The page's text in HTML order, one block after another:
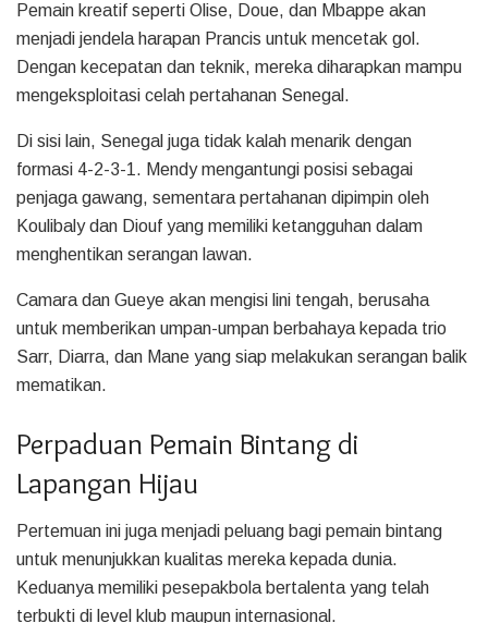
Pemain kreatif seperti Olise, Doue, dan Mbappe akan
menjadi jendela harapan Prancis untuk mencetak gol.
Dengan kecepatan dan teknik, mereka diharapkan mampu
mengeksploitasi celah pertahanan Senegal.
Di sisi lain, Senegal juga tidak kalah menarik dengan
formasi 4-2-3-1. Mendy mengantungi posisi sebagai
penjaga gawang, sementara pertahanan dipimpin oleh
Koulibaly dan Diouf yang memiliki ketangguhan dalam
menghentikan serangan lawan.
Camara dan Gueye akan mengisi lini tengah, berusaha
untuk memberikan umpan-umpan berbahaya kepada trio
Sarr, Diarra, dan Mane yang siap melakukan serangan balik
mematikan.
Perpaduan Pemain Bintang di
Lapangan Hijau
Pertemuan ini juga menjadi peluang bagi pemain bintang
untuk menunjukkan kualitas mereka kepada dunia.
Keduanya memiliki pesepakbola bertalenta yang telah
terbukti di level klub maupun internasional.